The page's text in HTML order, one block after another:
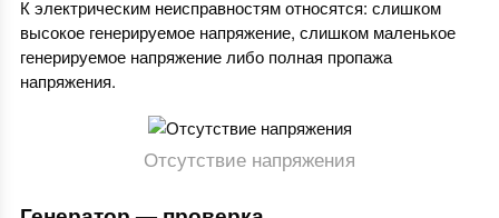
К электрическим неисправностям относятся: слишком
высокое генерируемое напряжение, слишком маленькое
генерируемое напряжение либо полная пропажа
напряжения.
Отсутствие напряжения